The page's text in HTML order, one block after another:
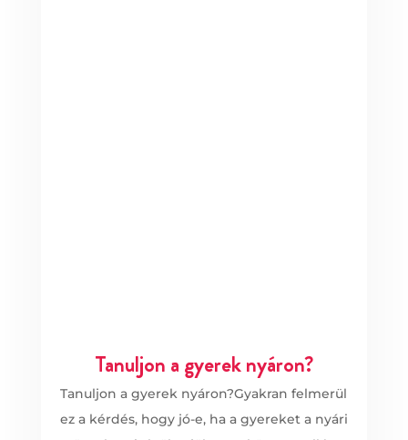
Tanuljon a gyerek nyáron?
Tanuljon a gyerek nyáron?Gyakran felmerül
ez a kérdés, hogy jó-e, ha a gyereket a nyári